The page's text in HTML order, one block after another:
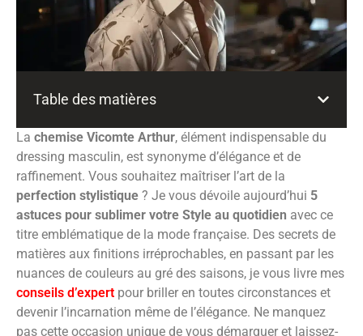
Table des matières
La chemise Vicomte Arthur, élément indispensable du
dressing masculin, est synonyme d’élégance et de
raffinement. Vous souhaitez maîtriser l’art de la
perfection stylistique ? Je vous dévoile aujourd’hui 5
astuces pour sublimer votre Style au quotidien avec ce
titre emblématique de la mode française. Des secrets de
matières aux finitions irréprochables, en passant par les
nuances de couleurs au gré des saisons, je vous livre mes
conseils d’expert pour briller en toutes circonstances et
devenir l’incarnation même de l’élégance. Ne manquez
pas cette occasion unique de vous démarquer et laissez-